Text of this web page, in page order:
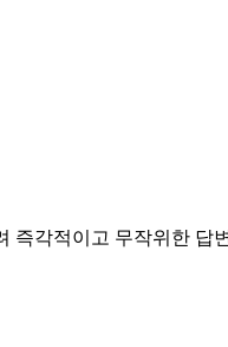
즉각적이고 무작위한